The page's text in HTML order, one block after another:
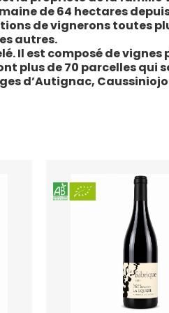
de 64 hectares depuis
de vignerons toutes
autres.
Il est composé de vignes
plus de 70 parcelles qui
d’Autignac,
de l’aire de
la Liquière est agriculture
le premier millésime
: pratiques
vendanges
de la Liquière est
moment de la vie,
du terroir.